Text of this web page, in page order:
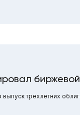
трехлетних